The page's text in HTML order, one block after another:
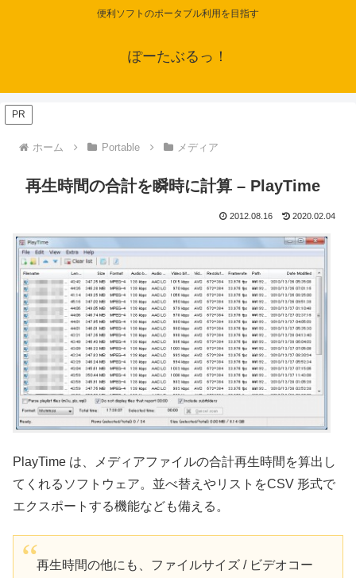
便利ソフトのポータブル利用を目指す
ぽーたぶるっ！
PR
ホーム Portable メディア
再生時間の合計を瞬時に計算 – PlayTime
2012.08.16 2020.02.04
PlayTime は、メディアファイルの合計再生時間を算出し
てくれるソフトウェア。並べ替えやリストをCSV 形式で
エクスポートする機能なども備える。
再生時間の他にも、ファイルサイズ / ビデオコー